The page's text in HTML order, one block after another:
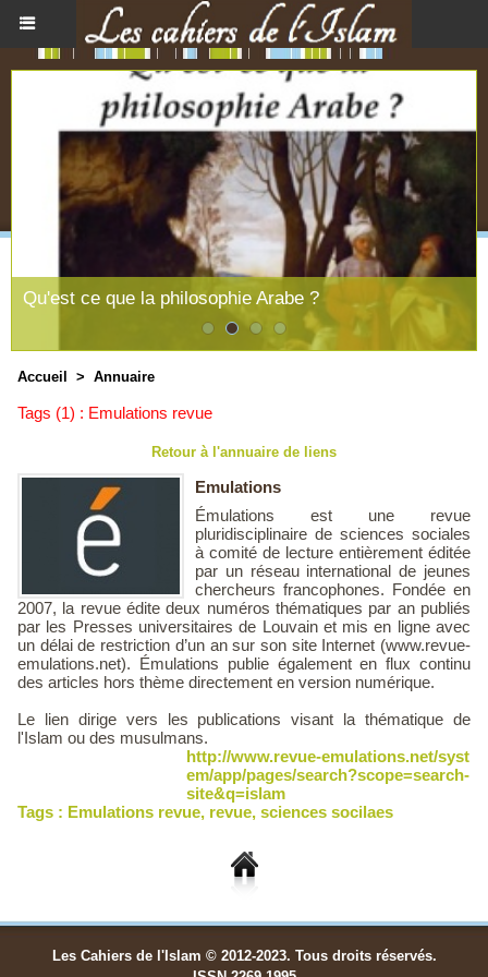
Qu'est ce que la philosophie Arabe ?
Accueil > Annuaire
Tags (1) : Emulations revue
Retour à l'annuaire de liens
Emulations
Émulations est une revue
pluridisciplinaire de sciences sociales
à comité de lecture entièrement éditée
par un réseau international de jeunes
chercheurs francophones. Fondée en
2007, la revue édite deux numéros thématiques par an publiés
par les Presses universitaires de Louvain et mis en ligne avec
un délai de restriction d’un an sur son site Internet (www.revue-
emulations.net). Émulations publie également en flux continu
des articles hors thème directement en version numérique.
Le lien dirige vers les publications visant la thématique de
l'Islam ou des musulmans.
http://www.revue-emulations.net/syst
em/app/pages/search?scope=search-
site&q=islam
Tags : Emulations revue, revue, sciences socilaes
Les Cahiers de l'Islam © 2012-2023. Tous droits réservés.